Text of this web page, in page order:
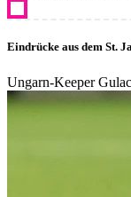
Eindrücke aus dem St.
Ungarn-Keeper